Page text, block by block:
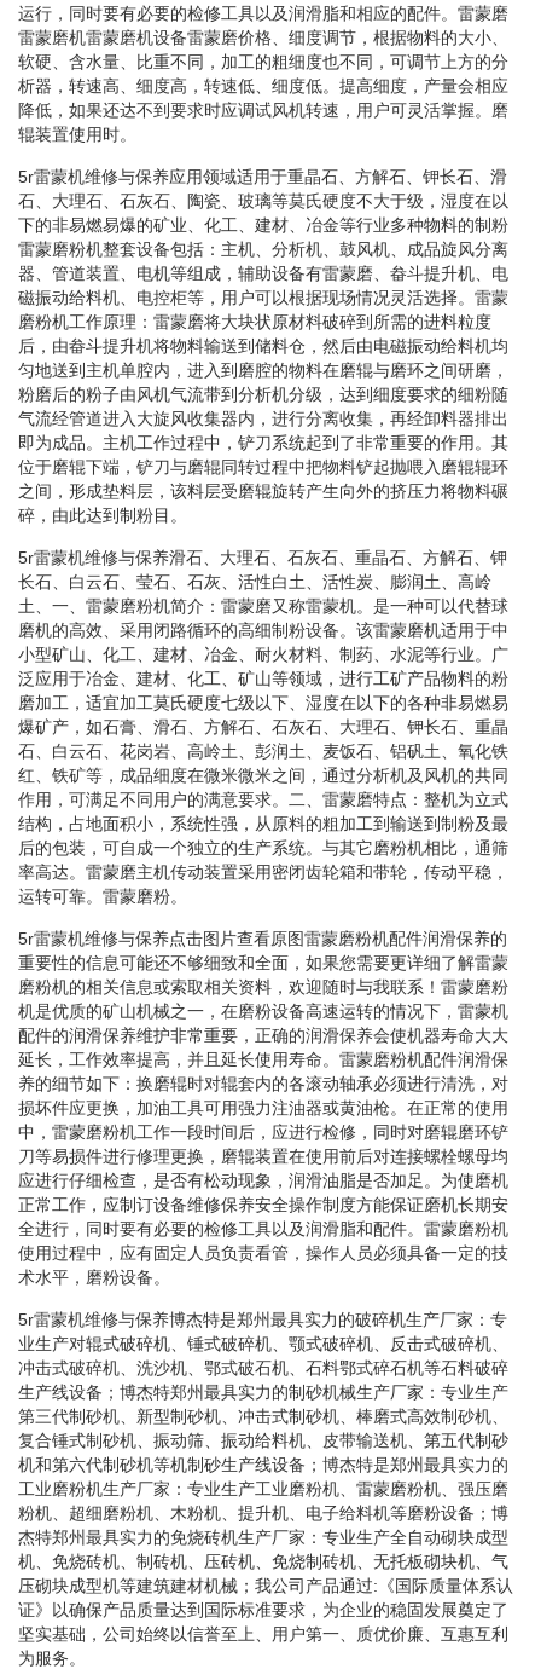
运行，同时要有必要的检修工具以及润滑脂和相应的配件。雷蒙磨
雷蒙磨机雷蒙磨机设备雷蒙磨价格、细度调节，根据物料的大小、
软硬、含水量、比重不同，加工的粗细度也不同，可调节上方的分
析器，转速高、细度高，转速低、细度低。提高细度，产量会相应
降低，如果还达不到要求时应调试风机转速，用户可灵活掌握。磨
辊装置使用时。
5r雷蒙机维修与保养应用领域适用于重晶石、方解石、钾长石、滑
石、大理石、石灰石、陶瓷、玻璃等莫氏硬度不大于级，湿度在以
下的非易燃易爆的矿业、化工、建材、冶金等行业多种物料的制粉
雷蒙磨粉机整套设备包括：主机、分析机、鼓风机、成品旋风分离
器、管道装置、电机等组成，辅助设备有雷蒙磨、畚斗提升机、电
磁振动给料机、电控柜等，用户可以根据现场情况灵活选择。雷蒙
磨粉机工作原理：雷蒙磨将大块状原材料破碎到所需的进料粒度
后，由畚斗提升机将物料输送到储料仓，然后由电磁振动给料机均
匀地送到主机单腔内，进入到磨腔的物料在磨辊与磨环之间研磨，
粉磨后的粉子由风机气流带到分析机分级，达到细度要求的细粉随
气流经管道进入大旋风收集器内，进行分离收集，再经卸料器排出
即为成品。主机工作过程中，铲刀系统起到了非常重要的作用。其
位于磨辊下端，铲刀与磨辊同转过程中把物料铲起抛喂入磨辊辊环
之间，形成垫料层，该料层受磨辊旋转产生向外的挤压力将物料碾
碎，由此达到制粉目。
5r雷蒙机维修与保养滑石、大理石、石灰石、重晶石、方解石、钾
长石、白云石、莹石、石灰、活性白土、活性炭、膨润土、高岭
土、一、雷蒙磨粉机简介：雷蒙磨又称雷蒙机。是一种可以代替球
磨机的高效、采用闭路循环的高细制粉设备。该雷蒙磨机适用于中
小型矿山、化工、建材、冶金、耐火材料、制药、水泥等行业。广
泛应用于冶金、建材、化工、矿山等领域，进行工矿产品物料的粉
磨加工，适宜加工莫氏硬度七级以下、湿度在以下的各种非易燃易
爆矿产，如石膏、滑石、方解石、石灰石、大理石、钾长石、重晶
石、白云石、花岗岩、高岭土、彭润土、麦饭石、铝矾土、氧化铁
红、铁矿等，成品细度在微米微米之间，通过分析机及风机的共同
作用，可满足不同用户的满意要求。二、雷蒙磨特点：整机为立式
结构，占地面积小，系统性强，从原料的粗加工到输送到制粉及最
后的包装，可自成一个独立的生产系统。与其它磨粉机相比，通筛
率高达。雷蒙磨主机传动装置采用密闭齿轮箱和带轮，传动平稳，
运转可靠。雷蒙磨粉。
5r雷蒙机维修与保养点击图片查看原图雷蒙磨粉机配件润滑保养的
重要性的信息可能还不够细致和全面，如果您需要更详细了解雷蒙
磨粉机的相关信息或索取相关资料，欢迎随时与我联系！雷蒙磨粉
机是优质的矿山机械之一，在磨粉设备高速运转的情况下，雷蒙机
配件的润滑保养维护非常重要，正确的润滑保养会使机器寿命大大
延长，工作效率提高，并且延长使用寿命。雷蒙磨粉机配件润滑保
养的细节如下：换磨辊时对辊套内的各滚动轴承必须进行清洗，对
损坏件应更换，加油工具可用强力注油器或黄油枪。在正常的使用
中，雷蒙磨粉机工作一段时间后，应进行检修，同时对磨辊磨环铲
刀等易损件进行修理更换，磨辊装置在使用前后对连接螺栓螺母均
应进行仔细检查，是否有松动现象，润滑油脂是否加足。为使磨机
正常工作，应制订设备维修保养安全操作制度方能保证磨机长期安
全进行，同时要有必要的检修工具以及润滑脂和配件。雷蒙磨粉机
使用过程中，应有固定人员负责看管，操作人员必须具备一定的技
术水平，磨粉设备。
5r雷蒙机维修与保养博杰特是郑州最具实力的破碎机生产厂家：专
业生产对辊式破碎机、锤式破碎机、颚式破碎机、反击式破碎机、
冲击式破碎机、洗沙机、鄂式破石机、石料鄂式碎石机等石料破碎
生产线设备；博杰特郑州最具实力的制砂机械生产厂家：专业生产
第三代制砂机、新型制砂机、冲击式制砂机、棒磨式高效制砂机、
复合锤式制砂机、振动筛、振动给料机、皮带输送机、第五代制砂
机和第六代制砂机等机制砂生产线设备；博杰特是郑州最具实力的
工业磨粉机生产厂家：专业生产工业磨粉机、雷蒙磨粉机、强压磨
粉机、超细磨粉机、木粉机、提升机、电子给料机等磨粉设备；博
杰特郑州最具实力的免烧砖机生产厂家：专业生产全自动砌块成型
机、免烧砖机、制砖机、压砖机、免烧制砖机、无托板砌块机、气
压砌块成型机等建筑建材机械；我公司产品通过:《国际质量体系认
证》以确保产品质量达到国际标准要求，为企业的稳固发展奠定了
坚实基础，公司始终以信誉至上、用户第一、质优价廉、互惠互利
为服务。